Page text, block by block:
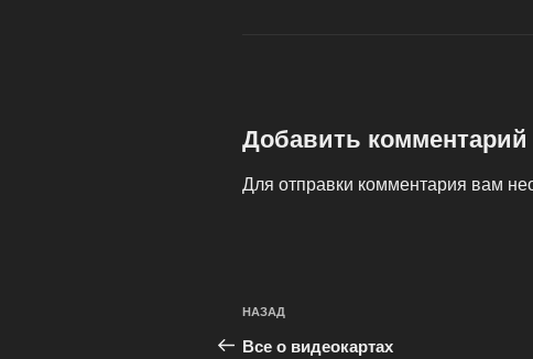
Добавить комментарий
Для отправки комментария вам
Навигация
по
Предыдущая
запись:
НАЗАД
Все о видеокартах